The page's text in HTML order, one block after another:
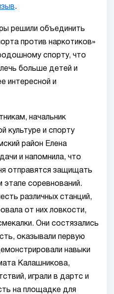
.
решили объединить
против наркотиков»
спорту, что
больше детей и
интересной и
начальник
культуре и спорту
район Елена
и напомнила, что
отправятся защищать
этапе соревнований.
различных станций,
от них ловкости,
Они состязались
оказывали первую
навыки
Калашникова,
играли в дартс и
на площадке для